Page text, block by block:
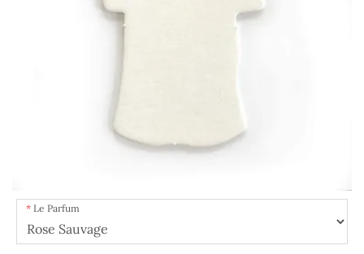
Le Parfum